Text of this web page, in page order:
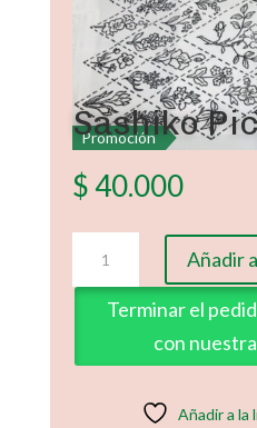
Promoción
Sashiko
$40.000
Piccolo
panel
cantidad
Añadir
Terminar el
con
Añadir a la